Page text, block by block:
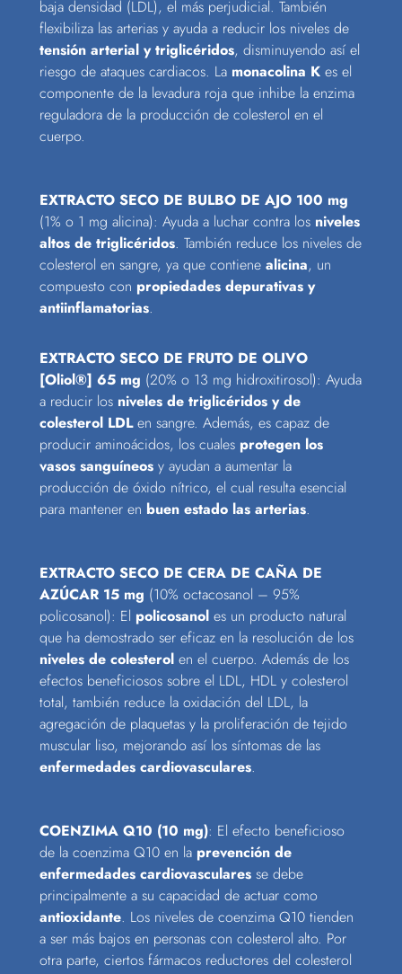
baja densidad (LDL), el más perjudicial. También
flexibiliza las arterias y ayuda a reducir los niveles de
tensión arterial y triglicéridos, disminuyendo así el
riesgo de ataques cardiacos. La monacolina K es el
componente de la levadura roja que inhibe la enzima
reguladora de la producción de colesterol en el
cuerpo.
EXTRACTO SECO DE BULBO DE AJO 100 mg
(1% o 1 mg alicina): Ayuda a luchar contra los niveles
altos de triglicéridos. También reduce los niveles de
colesterol en sangre, ya que contiene alicina, un
compuesto con propiedades depurativas y
antiinflamatorias.
EXTRACTO SECO DE FRUTO DE OLIVO
[Oliol®️] 65 mg (20% o 13 mg hidroxitirosol): Ayuda
a reducir los niveles de triglicéridos y de
colesterol LDLen sangre. Además, es capaz de
producir aminoácidos, los cuales protegen los
vasos sanguíneosy ayudan a aumentar la
producción de óxido nítrico, el cual resulta esencial
para mantener en buen estado las arterias.
EXTRACTO SECO DE CERA DE CAÑA DE
AZÚCAR 15 mg (10% octacosanol – 95%
policosanol): El policosanoles un producto natural
que ha demostrado ser eficaz en la resolución de los
niveles de colesterolen el cuerpo. Además de los
efectos beneficiosos sobre el LDL, HDL y colesterol
total, también reduce la oxidación del LDL, la
agregación de plaquetas y la proliferación de tejido
muscular liso, mejorando así los síntomas de las
enfermedades cardiovasculares.
COENZIMA Q10 (10 mg): El efecto beneficioso
de la coenzima Q10 en la prevención de
enfermedades cardiovascularesse debe
principalmente a su capacidad de actuar como
antioxidante. Los niveles de coenzima Q10 tienden
a ser más bajos en personas con colesterol alto. Por
otra parte, ciertos fármacos reductores del colesterol